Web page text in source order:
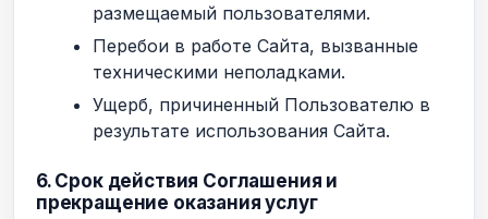
размещаемый пользователями.
Перебои в работе Сайта, вызванные
техническими неполадками.
Ущерб, причиненный Пользователю в
результате использования Сайта.
6. Срок действия Соглашения и
прекращение оказания услуг